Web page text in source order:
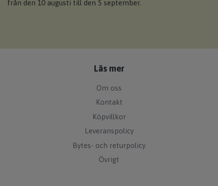
från den 10 augusti till den 5 september.
Läs mer
Om oss
Kontakt
Köpvillkor
Leveranspolicy
Bytes- och returpolicy
Övrigt